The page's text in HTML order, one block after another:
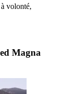
volonté,
Magna